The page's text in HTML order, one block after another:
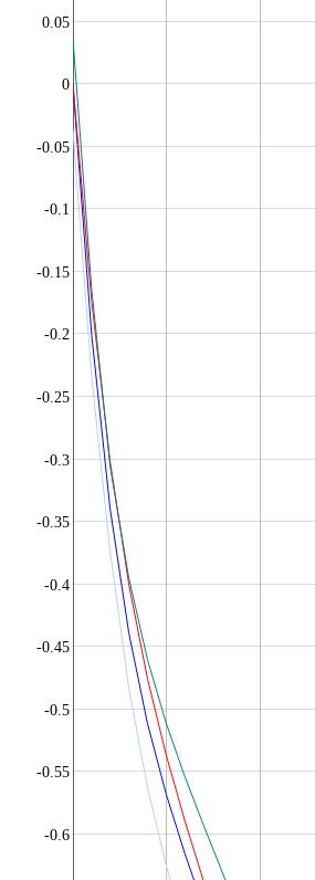
-0.6
-0.55
-0.5
-0.45
-0.4
-0.35
-0.3
-0.25
-0.2
-0.15
-0.1
-0.05
0
0.05